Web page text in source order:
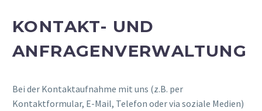
KONTAKT- UND
ANFRAGENVERWALTUNG
Bei der Kontaktaufnahme mit uns (z.B. per
Kontaktformular, E-Mail, Telefon oder via soziale Medien)